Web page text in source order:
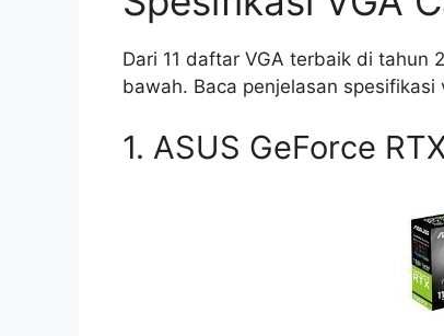
Dari 11 daftar VGA terbaik di tahun
bawah. Baca penjelasan
1. ASUS GeForce